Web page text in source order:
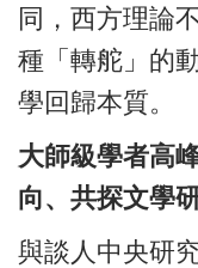
同，西方理論
種「轉舵」的
學回歸本質。
大師級學者高
向、共探文學
與談人中央研